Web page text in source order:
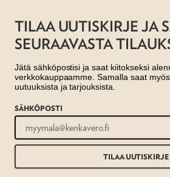
AJANKOHTAISTA
REKISTERISELOSTE
TILAUS- JA
Copyright 2026 ©Taito
TILAA UUTISKIRJE JA
SEURAAVASTA
Jätä sähköpostisi ja saat kiitokseksi
verkkokauppaamme. Samalla saat
uutuuksista ja tarjouksista.
SÄHKÖPOSTI
TILAA UUTISKIRJE